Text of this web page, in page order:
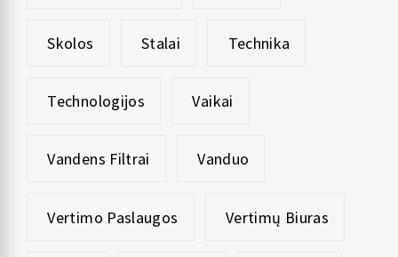
Skolos Stalai Technika
Technologijos Vaikai
Vandens Filtrai Vanduo
Vertimo Paslaugos Vertimų Biuras